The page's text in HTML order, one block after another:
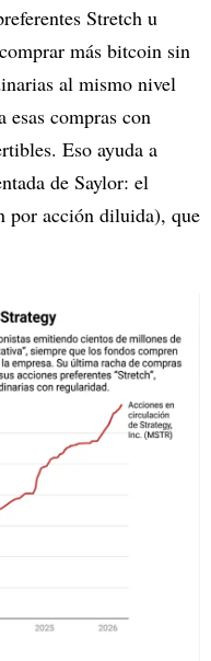
Stretch u
más bitcoin sin
al mismo nivel
compras con
Eso ayuda a
de Saylor: el
por acción diluida), que